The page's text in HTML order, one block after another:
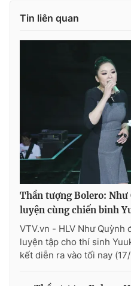
Tin liên quan
Thần tượng Bolero: Như
luyện cùng chiến binh
VTV.vn - HLV Như Quỳnh
luyện tập cho thí sinh
kết diễn ra vào tối nay